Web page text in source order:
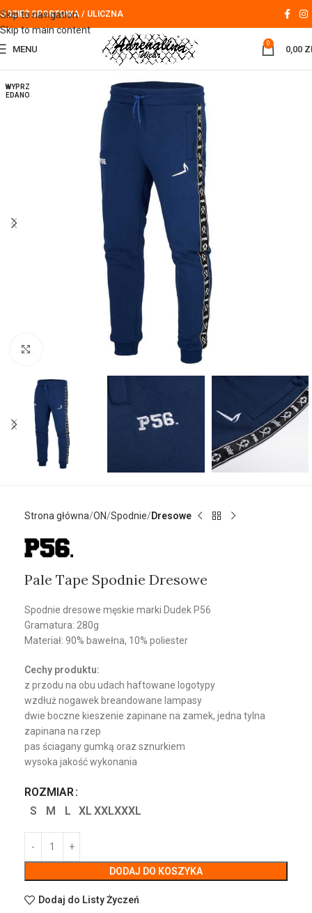
Skip to navigation
Skip to main content
ODZIEŻ SPORTOWA / ULICZNA
MENU
0
0,00
WYPRZ
EDANO
Kliknij aby powiększyć
Strona główna ON Spodnie Dresowe
Pale Tape Spodnie Dresowe
Spodnie dresowe męskie marki Dudek P56
Gramatura: 280g
Materiał: 90% bawełna, 10% poliester
Cechy produktu:
z przodu na obu udach haftowane logotypy
wzdłuż nogawek breandowane lampasy
dwie boczne kieszenie zapinane na zamek, jedna tylna
zapinana na rzep
pas ściagany gumką oraz sznurkiem
wysoka jakość wykonania
ROZMIAR
S
M L XL XXLXXXL
DODAJ DO KOSZYKA
Dodaj do Listy Życzeń